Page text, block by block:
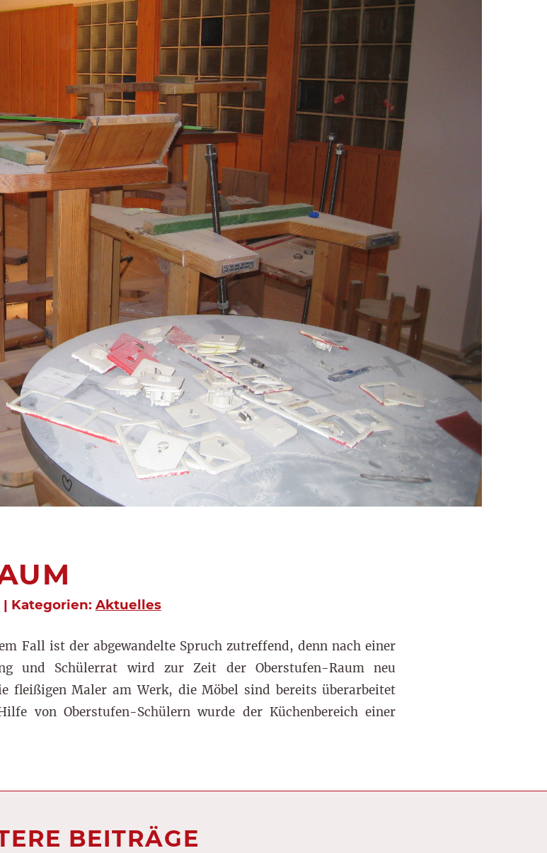
| Kategorien: Aktuelles
Fall ist der abgewandelte Spruch zutreffend, denn nach einer
und Schülerrat wird zur Zeit der Oberstufen-Raum neu
fleißigen Maler am Werk, die Möbel sind bereits überarbeitet
von Oberstufen-Schülern wurde der Küchenbereich einer
BEITRÄGE